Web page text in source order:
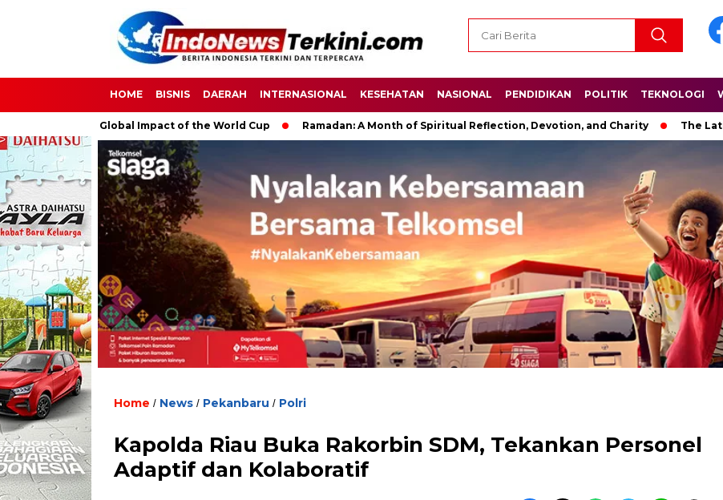
HOME BISNIS DAERAH INTERNASIONAL KESEHATAN NASIONAL PENDIDIKAN POLITIK TEKNOLOGI
The Global Impact of the World Cup Ramadan: A Month of Spiritual Reflection, Devotion, and Charity The Latest News
Home / News / Pekanbaru / Polri
Kapolda Riau Buka Rakorbin SDM, Tekankan Personel
Adaptif dan Kolaboratif